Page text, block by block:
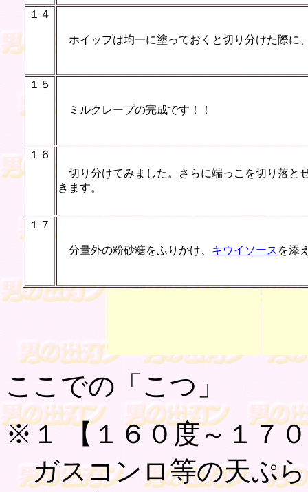
１４
ホイップは均一に塗っておくと切り分けた際に
１５
ミルクレープの完成です！！
１６
切り分けてみました。さらに端っこを切り落と
きます。
１７
分量外の粉砂糖をふりかけ、 キウイソース を添
ここでの「こつ」
※１【１６０度～１７
ガスコンロ等の天ぷ